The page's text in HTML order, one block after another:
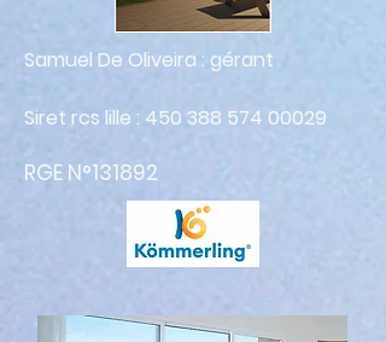
Samuel De Oliveira : gérant
Siret rcs lille : 450 388 574 00029
RGE N°131892